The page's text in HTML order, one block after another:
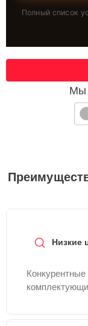
Полный список
Мы
Низкие